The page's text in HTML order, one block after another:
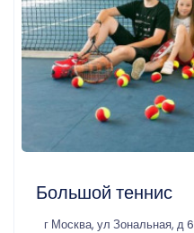
Большой теннис
г Москва, ул Зональная, д 6